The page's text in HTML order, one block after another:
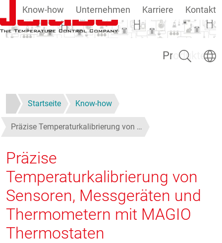
Direkt zum Inhalt
Produkte
Know-how Unternehmen Karriere Kontakt
Suchen
Startseite Know-how
Präzise Temperaturkalibrierung von …
Präzise
Temperaturkalibrierung von
Sensoren, Messgeräten und
Thermometern mit MAGIO
Thermostaten